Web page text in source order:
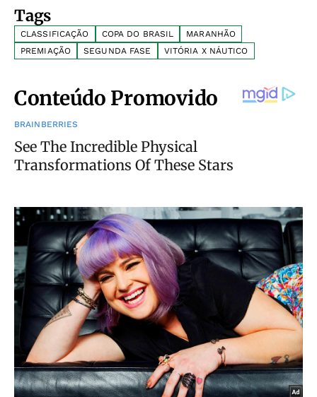
Tags
CLASSIFICAÇÃO COPA DO BRASIL
MARANHÃO
PREMIAÇÃO
SEGUNDA FASE VITÓRIA X NÁUTICO